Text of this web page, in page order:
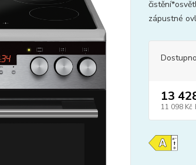
zápustné
13
11 098 Kč